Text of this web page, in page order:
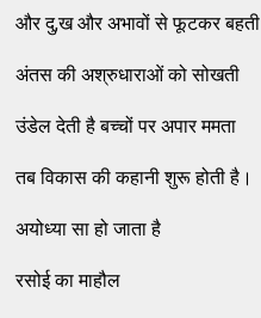
और दु,ख और अभावों से फूटकर बहती
अंतस की अश्रुधाराओं को सोखती
उंडेल देती है बच्चों पर अपार ममता
तब विकास की कहानी शुरू होती है।
अयोध्या सा हो जाता है
रसोई का माहौल